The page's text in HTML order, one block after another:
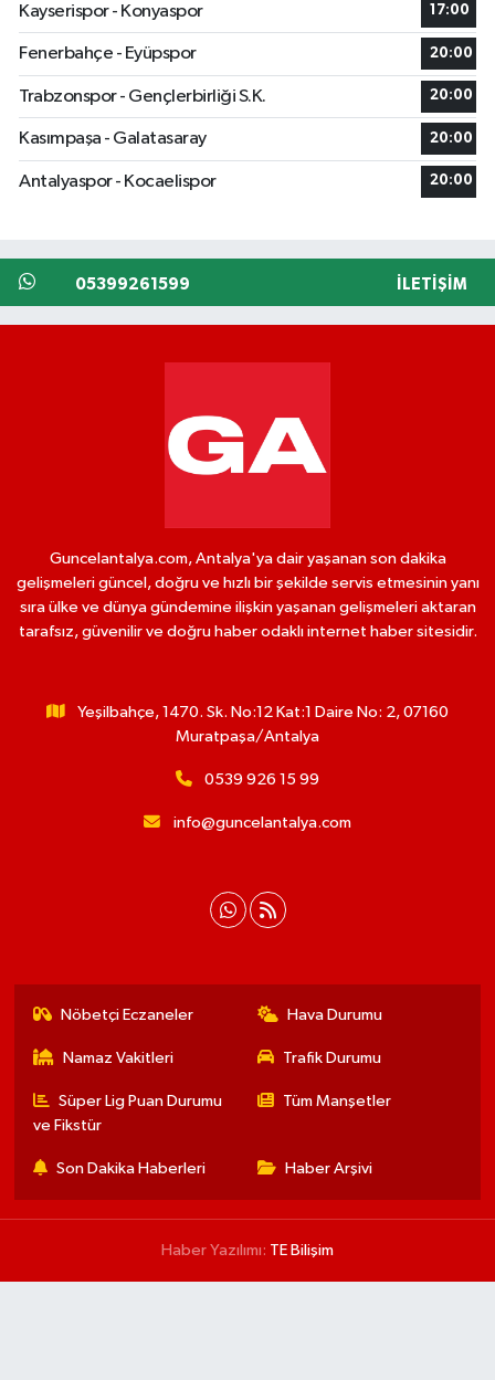
Kayserispor - Konyaspor
17:00
Fenerbahçe - Eyüpspor 20:00
Trabzonspor - Gençlerbirliği S.K. 20:00
Kasımpaşa - Galatasaray 20:00
Antalyaspor - Kocaelispor 20:00
05399261599 İLETIŞIM
Guncelantalya.com, Antalya'ya dair yaşanan son dakika
gelişmeleri güncel, doğru ve hızlı bir şekilde servis etmesinin yanı
sıra ülke ve dünya gündemine ilişkin yaşanan gelişmeleri aktaran
tarafsız, güvenilir ve doğru haber odaklı internet haber sitesidir.
Yeşilbahçe, 1470. Sk. No:12 Kat:1 Daire No: 2, 07160
Muratpaşa/Antalya
0539 926 15 99
info@guncelantalya.com
Nöbetçi Eczaneler Hava Durumu
Namaz Vakitleri Trafik Durumu
Süper Lig Puan Durumu
ve Fikstür
Tüm Manşetler
Son Dakika Haberleri Haber Arşivi
Haber Yazılımı: TE Bilişim